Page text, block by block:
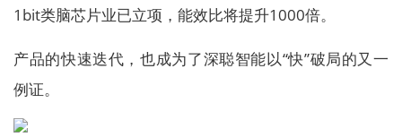
1bit类脑芯片业已立项，能效比将提升1000倍。
产品的快速迭代，也成为了深聪智能以“快”破局的又一
例证。